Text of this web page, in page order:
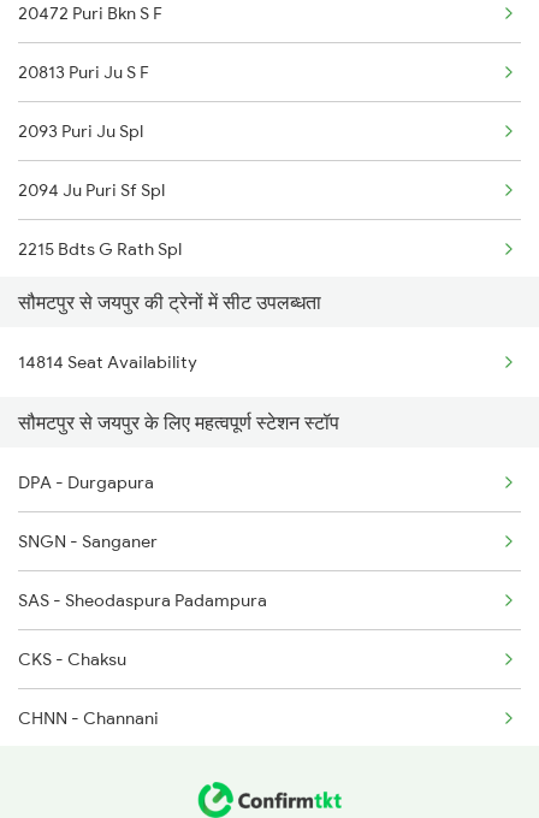
20472 Puri Bkn S F
20813 Puri Ju S F
2093 Puri Ju Spl
2094 Ju Puri Sf Spl
2215 Bdts G Rath Spl
2216 Dee Garibrath
2247 Gwl Adi Spl
2248 Adi Gwl Sf Spl
2281 Jbp Aii Special
2282 Aii Jbp Spl
2315 Koaa Udz Spl
2316 Udz Koaa Spl
2385 Hwh Ju Spl
सौमटपुर से जयपुर की ट्रेनों में सीट उपलब्धता
14814 Seat Availability
सौमटपुर से जयपुर के लिए महत्वपूर्ण स्टेशन स्टॉप
DPA - Durgapura
SNGN - Sanganer
SAS - Sheodaspura Padampura
CKS - Chaksu
CHNN - Channani